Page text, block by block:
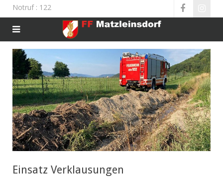
Notruf: 122
Einsatz Verklausungen